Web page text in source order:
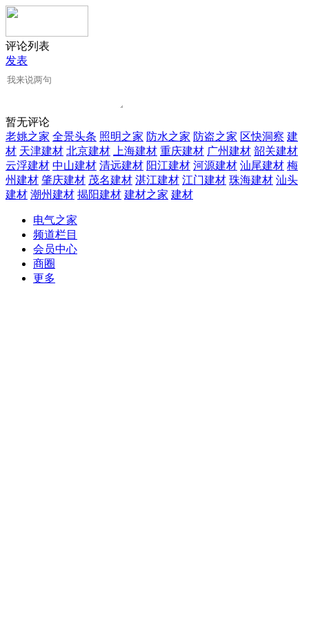
评论列表
发表
暂无评论
老姚之家 全景头条 照明之家 防水之家 防盗之家 区快洞察 建
材 天津建材 北京建材 上海建材 重庆建材 广州建材 韶关建材
云浮建材 中山建材 清远建材 阳江建材 河源建材 汕尾建材 梅
州建材 肇庆建材 茂名建材 湛江建材 江门建材 珠海建材 汕头
建材 潮州建材 揭阳建材 建材之家 建材
电气之家
频道栏目
会员中心
商圈
更多